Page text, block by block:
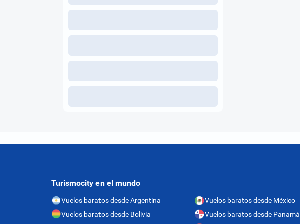
Turismocity en el mundo
Vuelos baratos desde Argentina
Vuelos baratos desde Bolivia
Vuelos baratos desde México
Vuelos baratos desde Panamá